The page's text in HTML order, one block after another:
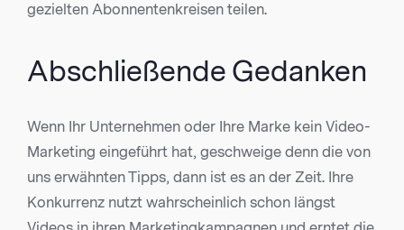
gezielten Abonnentenkreisen teilen.
Abschließende Gedanken
Wenn Ihr Unternehmen oder Ihre Marke kein Video-
Marketing eingeführt hat, geschweige denn die von
uns erwähnten Tipps, dann ist es an der Zeit. Ihre
Konkurrenz nutzt wahrscheinlich schon längst